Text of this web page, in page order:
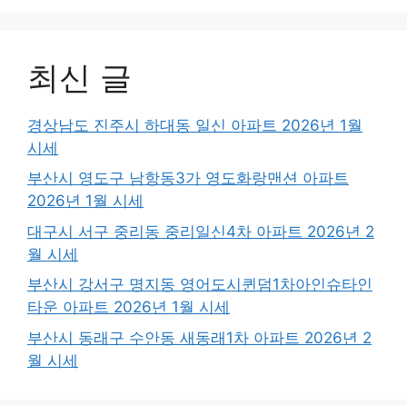
최신 글
경상남도 진주시 하대동 일신 아파트 2026년 1월
시세
부산시 영도구 남항동3가 영도화랑맨션 아파트
2026년 1월 시세
대구시 서구 중리동 중리일신4차 아파트 2026년 2
월 시세
부산시 강서구 명지동 영어도시퀸덤1차아인슈타인
타운 아파트 2026년 1월 시세
부산시 동래구 수안동 새동래1차 아파트 2026년 2
월 시세